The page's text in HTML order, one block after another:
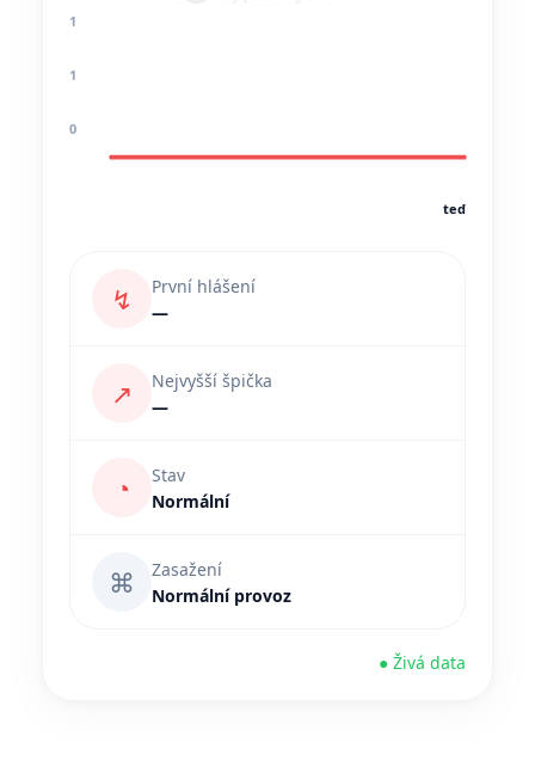
1
1
0
teď
↯
První hlášení
—
↗
Nejvyšší špička
—
◔
Stav
Normální
⌘
Zasažení
Normální provoz
● Živá data